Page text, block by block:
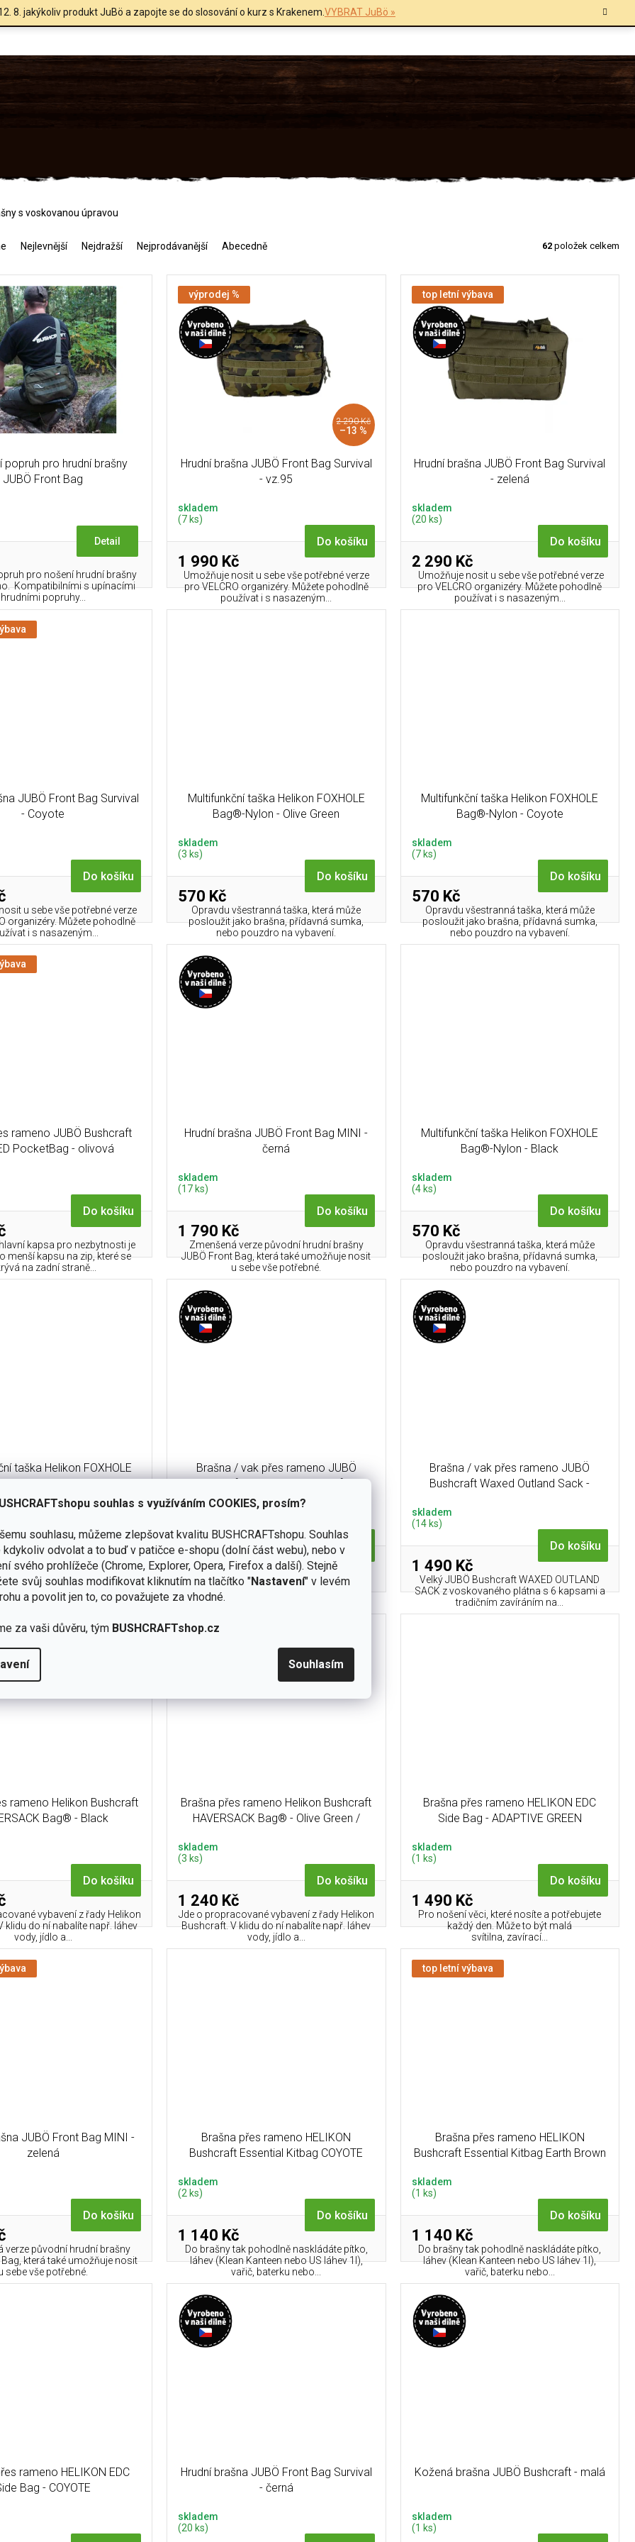
souhlas s využíváním COOKIES, prosím?
souhlasu, můžeme zlepšovat kvalitu BUSHCRAFTshopu. Souhlas
kdykoliv odvolat a to buď v patičce e-shopu (dolní část webu), nebo v
svého prohlížeče (Chrome, Explorer, Opera, Firefox a další). Stejně
svůj souhlas modifikovat kliknutím na tlačítko "Nastavení" v levém
a povolit jen to, co považujete za vhodné.
za vaši důvěru, tým BUSHCRAFTshop.cz
Souhlasím
8. jakýkoliv produkt JuBö a zapojte se do slosování o kurz s Krakenem.VYBRAT JuBö »
s voskovanou úpravou
Nejlevnější Nejdražší Nejprodávanější Abecedně 62 položek celkem
popruh pro hrudní brašny
JUBÖ Front Bag
Detail
pro nošení hrudní brašny
Kompatibilními s upínacími
hrudními popruhy...
výprodej %
2 290 Kč
–13 %
Hrudní brašna JUBÖ Front Bag Survival
- vz.95
skladem
(7 ks)
1 990 Kč
Do košíku
Umožňuje nosit u sebe vše potřebné verze
pro VELCRO organizéry. Můžete pohodlně
používat i s nasazeným...
top letní výbava
Hrudní brašna JUBÖ Front Bag Survival
- zelená
skladem
(20 ks)
2 290 Kč
Do košíku
Umožňuje nosit u sebe vše potřebné verze
pro VELCRO organizéry. Můžete pohodlně
používat i s nasazeným...
JUBÖ Front Bag Survival
- Coyote
Do košíku
u sebe vše potřebné verze
organizéry. Můžete pohodlně
i s nasazeným...
Multifunkční taška Helikon FOXHOLE
Bag®-Nylon - Olive Green
skladem
(3 ks)
570 Kč
Do košíku
Opravdu všestranná taška, která může
posloužit jako brašna, přídavná sumka,
nebo pouzdro na vybavení.
Multifunkční taška Helikon FOXHOLE
Bag®-Nylon - Coyote
skladem
(7 ks)
570 Kč
Do košíku
Opravdu všestranná taška, která může
posloužit jako brašna, přídavná sumka,
nebo pouzdro na vybavení.
rameno JUBÖ Bushcraft
PocketBag - olivová
Do košíku
kapsa pro nezbytnosti je
menší kapsu na zip, které se
na zadní straně...
Hrudní brašna JUBÖ Front Bag MINI -
černá
skladem
(17 ks)
1 790 Kč
Do košíku
Zmenšená verze původní hrudní brašny
JUBÖ Front Bag, která také umožňuje nosit
u sebe vše potřebné.
Multifunkční taška Helikon FOXHOLE
Bag®-Nylon - Black
skladem
(4 ks)
570 Kč
Do košíku
Opravdu všestranná taška, která může
posloužit jako brašna, přídavná sumka,
nebo pouzdro na vybavení.
taška Helikon FOXHOLE
Nylon - Shadow Grey
Do košíku
všestranná taška, která může
brašna, přídavná sumka,
pouzdro na vybavení.
Brašna / vak přes rameno JUBÖ
Bushcraft Waxed Outland Crafter-
olivová
1 290 Kč
Do košíku
Voskovaný vak JUBÖ Bushcraft WAXED
OUTLAND CRAFTER je stylový nástrojový
vak se 6 kapsami pro nože,...
Brašna / vak přes rameno JUBÖ
Bushcraft Waxed Outland Sack -
skladem
(14 ks)
1 490 Kč
Do košíku
Velký JUBÖ Bushcraft WAXED OUTLAND
SACK z voskovaného plátna s 6 kapsami a
tradičním zavíráním na...
rameno Helikon Bushcraft
Bag® - Black
Do košíku
vybavení z řady Helikon
klidu do ní nabalíte např. láhev
vody, jídlo a...
Brašna přes rameno Helikon Bushcraft
HAVERSACK Bag® - Olive Green /
skladem
(3 ks)
1 240 Kč
Do košíku
Jde o propracované vybavení z řady Helikon
Bushcraft. V klidu do ní nabalíte např. láhev
vody, jídlo a...
Brašna přes rameno HELIKON EDC
Side Bag - ADAPTIVE GREEN
skladem
(1 ks)
1 490 Kč
Do košíku
Pro nošení věci, které nosíte a potřebujete
každý den. Může to být malá
svítilna, zavírací...
JUBÖ Front Bag MINI -
zelená
Do košíku
verze původní hrudní brašny
která také umožňuje nosit
sebe vše potřebné.
Brašna přes rameno HELIKON
Bushcraft Essential Kitbag COYOTE
skladem
(2 ks)
1 140 Kč
Do košíku
Do brašny tak pohodlně naskládáte pítko,
láhev (Klean Kanteen nebo US láhev 1l),
vařič, baterku nebo...
top letní výbava
Brašna přes rameno HELIKON
Bushcraft Essential Kitbag Earth Brown
skladem
(1 ks)
1 140 Kč
Do košíku
Do brašny tak pohodlně naskládáte pítko,
láhev (Klean Kanteen nebo US láhev 1l),
vařič, baterku nebo...
rameno HELIKON EDC
Bag - COYOTE
Hrudní brašna JUBÖ Front Bag Survival
- černá
skladem
(20 ks)
Kožená brašna JUBÖ Bushcraft - malá
skladem
(1 ks)